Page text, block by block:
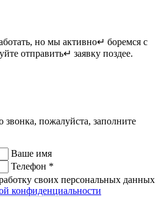
но мы активно↵ боремся с
отправить↵ заявку поздее.
звонка, пожалуйста, заполните
Ваше имя
Телефон *
своих персональных данных
конфиденциальности